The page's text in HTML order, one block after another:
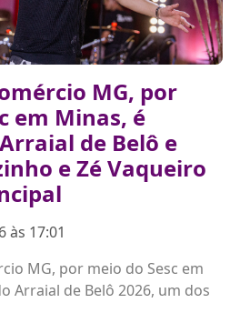
MG, por
em Minas, é
de Belô e
e Zé Vaqueiro
às 17:01
MG, por meio do Sesc em
Arraial de Belô 2026, um dos